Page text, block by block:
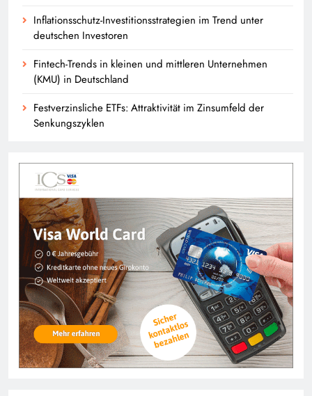
Inflationsschutz-Investitionsstrategien im Trend unter
deutschen Investoren
Fintech-Trends in kleinen und mittleren Unternehmen
(KMU) in Deutschland
Festverzinsliche ETFs: Attraktivität im Zinsumfeld der
Senkungszyklen